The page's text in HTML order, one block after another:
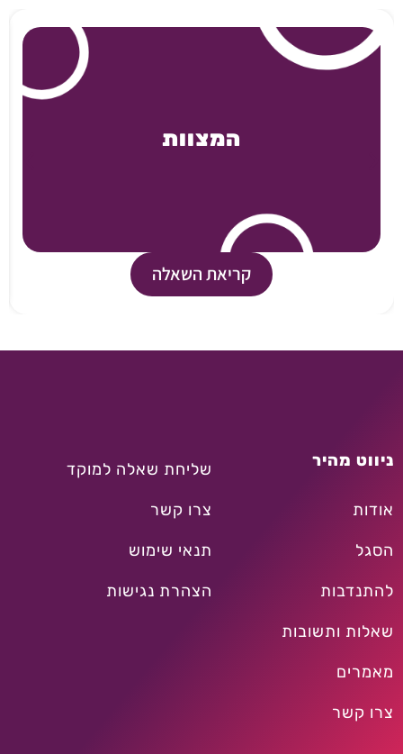
המצוות
קריאת השאלה
ניווט מהיר
אודות
הסגל
להתנדבות
שאלות ותשובות
מאמרים
צרו קשר
שליחת שאלה למוקד
צרו קשר
תנאי שימוש
הצהרת נגישות